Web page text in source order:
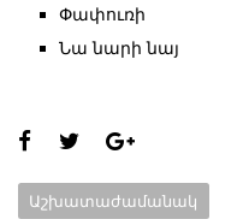
Փափուռի
Նա նարի նայ
Share
page:
Categories:
Աշխատաժամանակ